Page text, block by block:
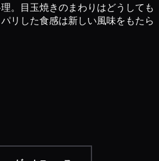
。目玉焼きのまわりはどうしても
リした食感は新しい風味をもたら